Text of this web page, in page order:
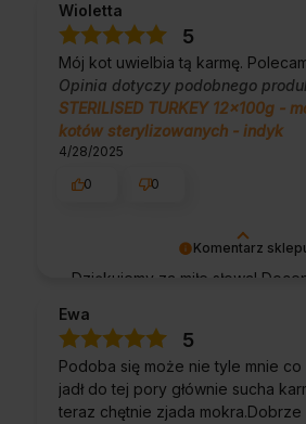
możemy zapewnić odpowiednią
świetnym klientom. Dziękujemy
Komentarz
Dziękujemy za miłe słowa!
doświadczeniem. Jesteśmy
mamy takich klientów. Z
obsługa sklepu.
Wioletta
5
Mój kot uwielbia tą karmę.
Opinia dotyczy podobnego
STERILISED TURKEY 12x100g -
kotów sterylizowanych - indyk
4/28/2025
0
0
Ewa
5
Podoba się może nie tyle mnie co
jadł do tej pory głównie sucha
teraz chętnie zjada